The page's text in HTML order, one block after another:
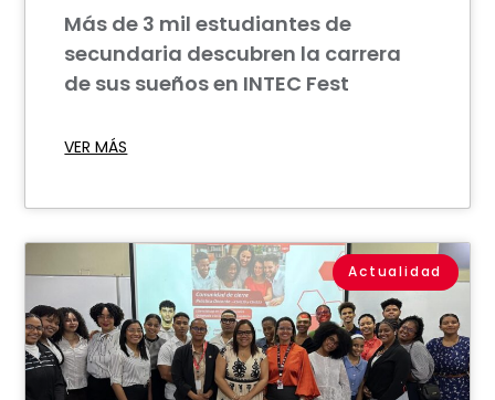
Más de 3 mil estudiantes de
secundaria descubren la carrera
de sus sueños en INTEC Fest
VER MÁS
Actualidad